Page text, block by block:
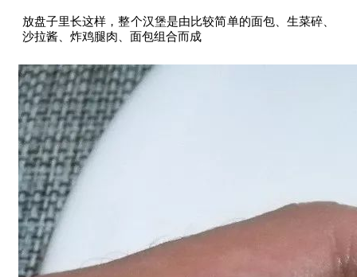
放盘子里长这样，整个汉堡是由比较简单的面包、生菜碎、
沙拉酱、炸鸡腿肉、面包组合而成